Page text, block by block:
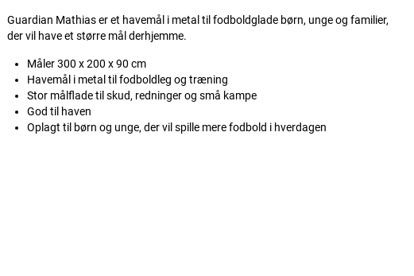
Guardian Mathias er et havemål i metal til fodboldglade børn, unge og familier,
der vil have et større mål derhjemme.
Måler 300 x 200 x 90 cm
Havemål i metal til fodboldleg og træning
Stor målflade til skud, redninger og små kampe
God til haven
Oplagt til børn og unge, der vil spille mere fodbold i hverdagen